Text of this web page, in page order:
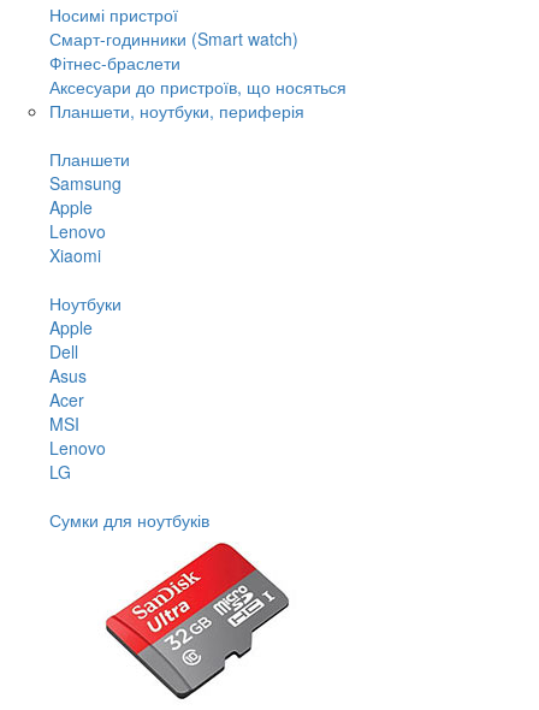
Носимі пристрої
Смарт-годинники (Smart watch)
Фітнес-браслети
Аксесуари до пристроїв, що носяться
Планшети, ноутбуки, периферія
Планшети
Samsung
Apple
Lenovo
Xiaomi
Ноутбуки
Apple
Dell
Asus
Acer
MSI
Lenovo
LG
Сумки для ноутбуків